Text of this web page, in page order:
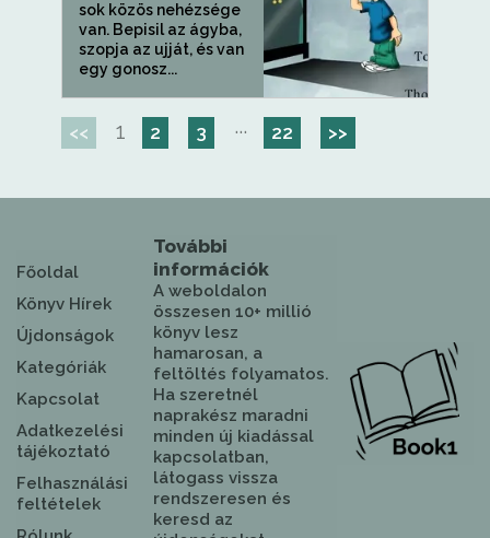
sok közös nehézsége
van. Bepisil az ágyba,
szopja az ujját, és van
egy gonosz...
<< 1 2 3 ··· 22 >>
Főoldal
Könyv Hírek
Újdonságok
Kategóriák
Kapcsolat
Adatkezelési
tájékoztató
Felhasználási
feltételek
További
információk
A weboldalon
összesen 10+ millió
könyv lesz
hamarosan, a
feltöltés folyamatos.
Ha szeretnél
naprakész maradni
minden új kiadással
kapcsolatban,
látogass vissza
rendszeresen és
keresd az